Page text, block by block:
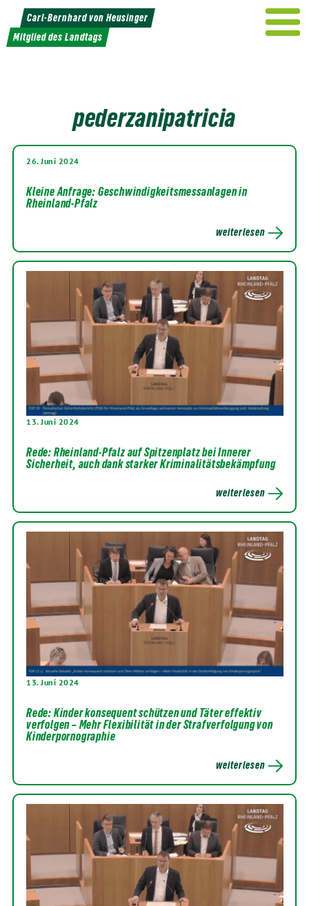
Weiter
zum
Inhalt
Carl-Bernhard von Heusinger
Mitglied des Landtags
pederzanipatricia
26. Juni 2024
Kleine Anfrage: Geschwindigkeitsmessanlagen in
Rheinland-Pfalz
weiterlesen
13. Juni 2024
Rede: Rheinland-Pfalz auf Spitzenplatz bei Innerer
Sicherheit, auch dank starker Kriminalitätsbekämpfung
weiterlesen
13. Juni 2024
Rede: Kinder konsequent schützen und Täter effektiv
verfolgen – Mehr Flexibilität in der Strafverfolgung von
Kinderpornographie
weiterlesen